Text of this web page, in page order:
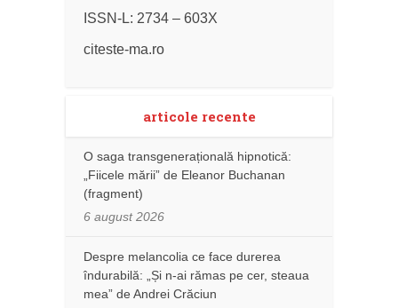
ISSN-L: 2734 – 603X
citeste-ma.ro
articole recente
O saga transgenerațională hipnotică:
„Fiicele mării” de Eleanor Buchanan
(fragment)
6 august 2026
Despre melancolia ce face durerea
îndurabilă: „Și n-ai rămas pe cer, steaua
mea” de Andrei Crăciun